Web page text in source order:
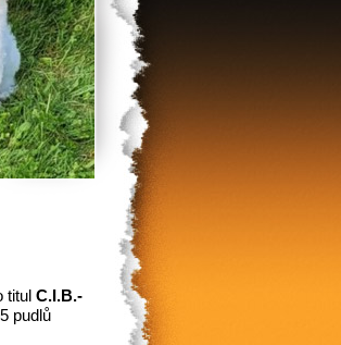
titul C.I.B.-
pudlů